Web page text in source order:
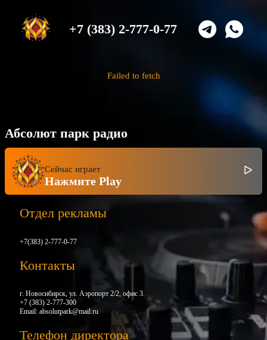
+7 (383) 2-777-0-77
Failed to fetch
Абсолют парк радио
Сейчас играет
Нажмите Play
Отдел рекламы
+7(383) 2-777-0-77
Контакты
г. Новосибирск, ул. Аэропорт 2/2, офис 3.
+7 (383) 2-777-300
Email: absolutpark@mail.ru
Телефон директора